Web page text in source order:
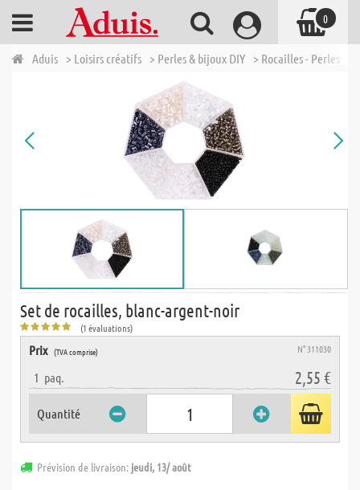
Aduis > Loisirs créatifs > Perles & bijoux DIY > Rocailles - Perles
Set de rocailles, blanc-argent-noir
(1 évaluations)
Prix (TVA comprise) N° 311030
1 paq. 2,55 €
Quantité
Prévision de livraison: jeudi, 13/ août
0